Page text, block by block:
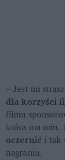
– Jest mi
dla korzyści
filmu
która ma min.
oczernić i tak
nagraniu.